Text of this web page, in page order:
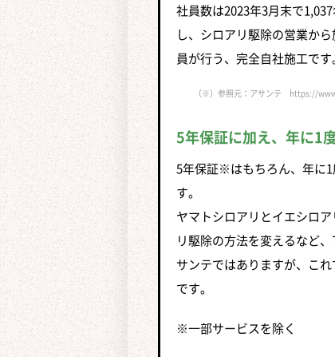
社員数は2023年3月末で
し、シロアリ駆除の営業か
員が行う、完全自社施工です
（※）参照元：アサンテ https://
5年保証に加え、年に1
5年保証※はもちろん、年に
す。
ヤマトシロアリとイエシロ
リ駆除の方法を変えるなど
サンテではありますが、こ
です。
※一部サービスを除く